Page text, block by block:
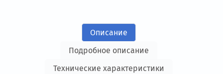
Описание
Подробное описание
Технические характеристики